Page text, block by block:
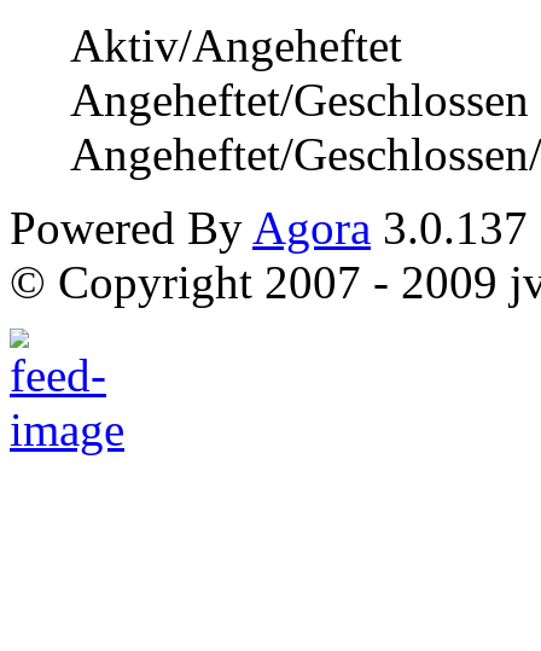
Aktiv/Angeheftet
Angeheftet/Geschlossen
Angeheftet/
Powered By Agora 3.0.137
© Copyright 2007 - 2009